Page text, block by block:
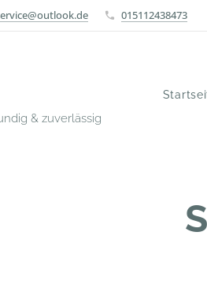
015112438473
& zuverlässig